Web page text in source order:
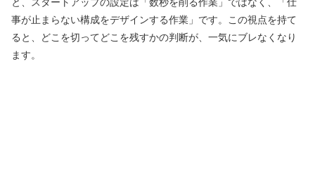
事が止まらない構成をデザインする作業」です。この視点を持て
ると、どこを切ってどこを残すかの判断が、一気にブレなくなり
ます。